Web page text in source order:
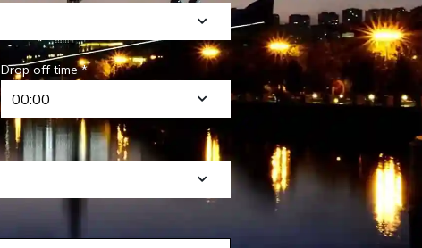
Drop off time *